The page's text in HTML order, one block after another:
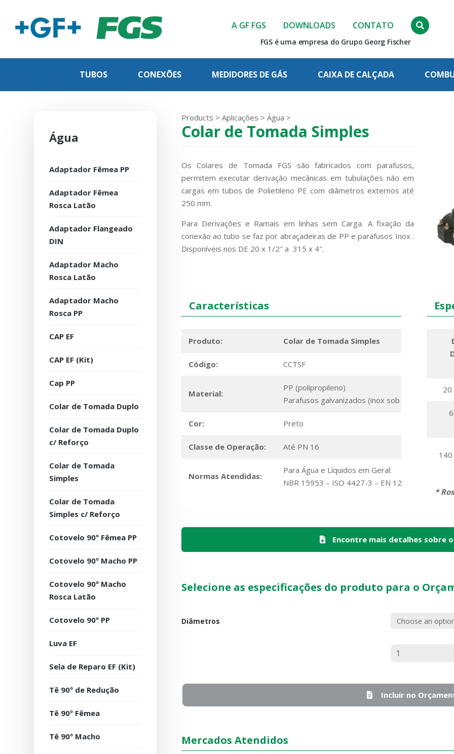
A GF FGS DOWNLOADS CONTATO
FGS é uma empresa do Grupo Georg Fischer
TUBOS CONEXÕES MEDIDORES DE GÁS CAIXA DE CALÇADA
Água
Adaptador Fêmea PP
Adaptador Fêmea
Rosca Latão
Adaptador Flangeado
DIN
Adaptador Macho
Rosca Latão
Adaptador Macho
Rosca PP
CAP EF
CAP EF (Kit)
Cap PP
Colar de Tomada Duplo
Colar de Tomada Duplo
c/ Reforço
Colar de Tomada
Simples
Colar de Tomada
Simples c/ Reforço
Cotovelo 90º Fêmea PP
Cotovelo 90º Macho PP
Cotovelo 90º Macho
Rosca Latão
Cotovelo 90º PP
Luva EF
Sela de Reparo EF (Kit)
Tê 90º de Redução
Tê 90º Fêmea
Tê 90º Macho
Products > Aplicações > Água >
Colar de Tomada Simples
Os Colares de Tomada FGS são fabricados com parafusos,
permitem executar derivação mecânicas em tubulações não em
cargas em tubos de Polietileno PE com diâmetros externos até
250 mm.
Para Derivações e Ramais em linhas sem Carga. A fixação da
conexão ao tubo se faz por abraçadeiras de PP e parafusos Inox .
Disponíveis nos DE 20 x 1/2″ a 315 x 4″.
Características
Produto: Colar de Tomada Simples
Código: CCTSF
Material:
PP (polipropileno)
Parafusos galvanizados (inox sob consulta).
Cor: Preto
Classe de Operação: Até PN 16
Normas Atendidas:
Para Água e Líquidos em Geral:
NBR 15953 – ISO 4427-3 – EN 12201-3 – ISO
20
140
*
Encontre mais detalhes sobre
Selecione as especificações do produto para o
Diâmetros
Incluir no
Mercados Atendidos